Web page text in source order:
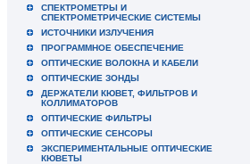
СПЕКТРОМЕТРЫ И
СПЕКТРОМЕТРИЧЕСКИЕ СИСТЕМЫ
ИСТОЧНИКИ ИЗЛУЧЕНИЯ
ПРОГРАММНОЕ ОБЕСПЕЧЕНИЕ
ОПТИЧЕСКИЕ ВОЛОКНА И КАБЕЛИ
ОПТИЧЕСКИЕ ЗОНДЫ
ДЕРЖАТЕЛИ КЮВЕТ, ФИЛЬТРОВ И
КОЛЛИМАТОРОВ
ОПТИЧЕСКИЕ ФИЛЬТРЫ
ОПТИЧЕСКИЕ СЕНСОРЫ
ЭКСПЕРИМЕНТАЛЬНЫЕ ОПТИЧЕСКИЕ
КЮВЕТЫ